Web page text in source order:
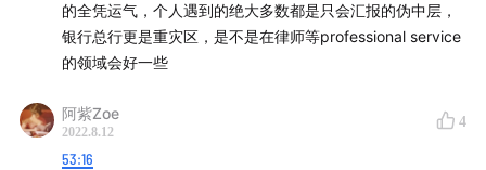
怎么发现伪中层？
- 获取一手的客观信息，减少信息层级
- 360环评
- 消除信息的壁垒，让一线的信息被看到
的全凭运气，个人遇到的绝大多数都是只会汇报的伪中层，
银行总行更是重灾区，是不是在律师等professional service
的领域会好一些
阿紫Zoe
2022.8.12
4
53:16